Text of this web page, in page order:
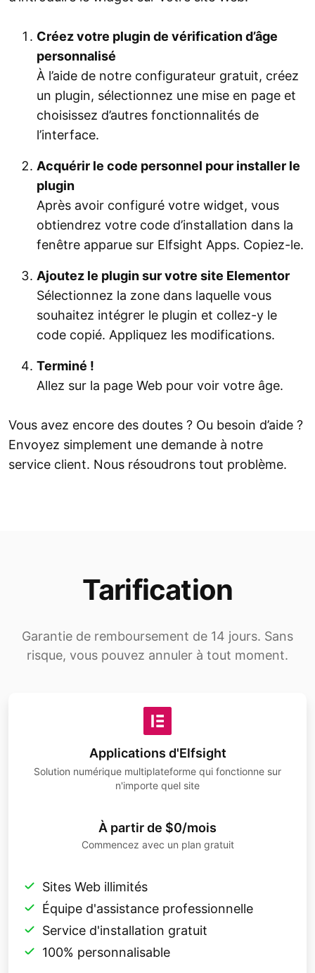
Créez votre plugin de vérification d’âge
personnalisé
À l’aide de notre configurateur gratuit, créez
un plugin, sélectionnez une mise en page et
choisissez d’autres fonctionnalités de
l’interface.
Acquérir le code personnel pour installer le
plugin
Après avoir configuré votre widget, vous
obtiendrez votre code d’installation dans la
fenêtre apparue sur Elfsight Apps. Copiez-le.
Ajoutez le plugin sur votre site Elementor
Sélectionnez la zone dans laquelle vous
souhaitez intégrer le plugin et collez-y le
code copié. Appliquez les modifications.
Terminé !
Allez sur la page Web pour voir votre âge.
Vous avez encore des doutes ? Ou besoin d’aide ?
Envoyez simplement une demande à notre
service client. Nous résoudrons tout problème.
Tarification
Garantie de remboursement de 14 jours. Sans
risque, vous pouvez annuler à tout moment.
Applications d'Elfsight
Solution numérique multiplateforme qui fonctionne sur
n'importe quel site
À partir de $0/mois
Commencez avec un plan gratuit
Sites Web illimités
Équipe d'assistance professionnelle
Service d'installation gratuit
100% personnalisable